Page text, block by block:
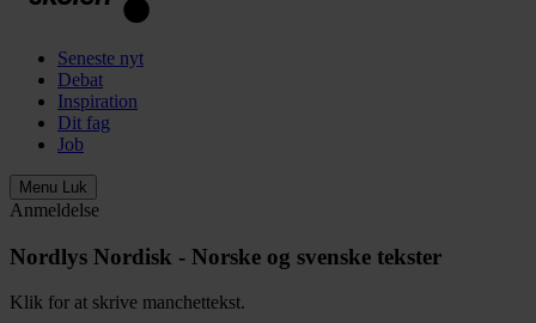
Seneste nyt
Debat
Inspiration
Dit fag
Job
Menu Luk
Anmeldelse
Nordlys Nordisk - Norske og svenske tekster
Klik for at skrive manchettekst.